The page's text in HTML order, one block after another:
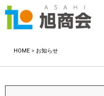
HOME > お知らせ